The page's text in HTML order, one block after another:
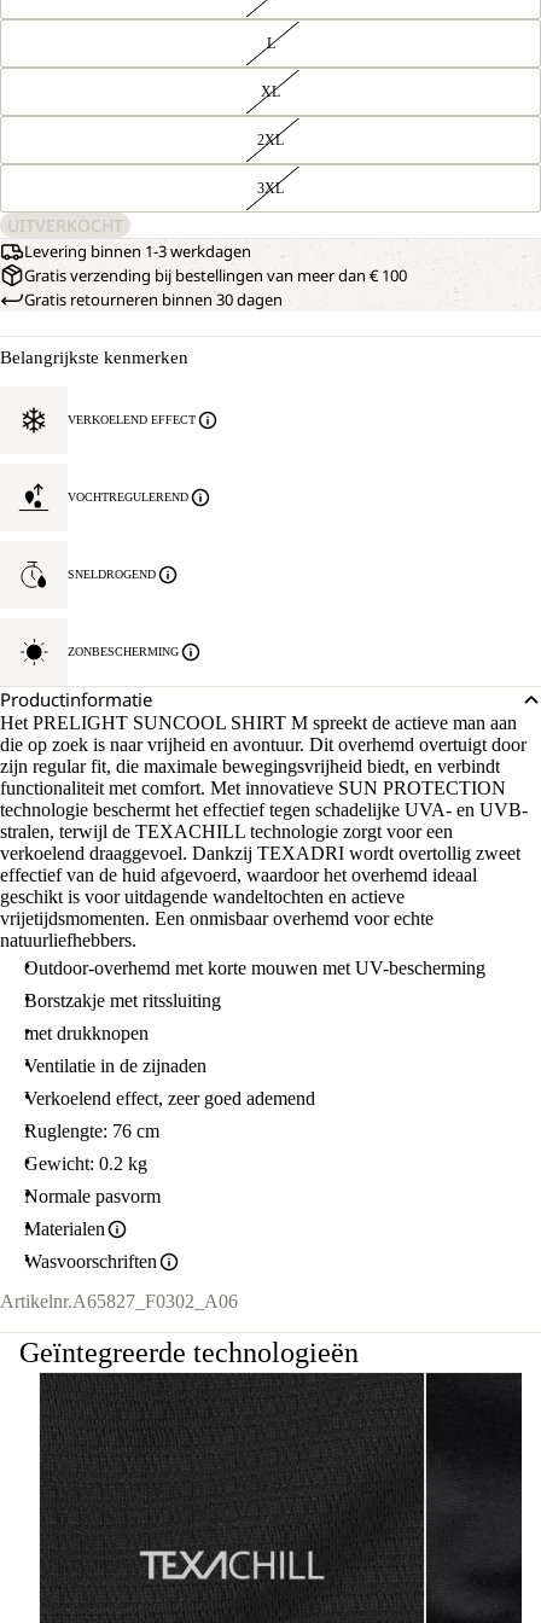
L
XL
2XL
3XL
UITVERKOCHT
Levering binnen 1-3 werkdagen
Gratis verzending bij bestellingen van meer dan € 100
Gratis retourneren binnen 30 dagen
Belangrijkste kenmerken
VERKOELEND EFFECT
VOCHTREGULEREND
SNELDROGEND
ZONBESCHERMING
Productinformatie
Het PRELIGHT SUNCOOL SHIRT M spreekt de actieve man aan
die op zoek is naar vrijheid en avontuur. Dit overhemd overtuigt door
zijn regular fit, die maximale bewegingsvrijheid biedt, en verbindt
functionaliteit met comfort. Met innovatieve SUN PROTECTION
technologie beschermt het effectief tegen schadelijke UVA- en UVB-
stralen, terwijl de TEXACHILL technologie zorgt voor een
verkoelend draaggevoel. Dankzij TEXADRI wordt overtollig zweet
effectief van de huid afgevoerd, waardoor het overhemd ideaal
geschikt is voor uitdagende wandeltochten en actieve
vrijetijdsmomenten. Een onmisbaar overhemd voor echte
natuurliefhebbers.
Outdoor-overhemd met korte mouwen met UV-bescherming
Borstzakje met ritssluiting
met drukknopen
Ventilatie in de zijnaden
Verkoelend effect, zeer goed ademend
Ruglengte: 76 cm
Gewicht: 0.2 kg
Normale pasvorm
Materialen
Wasvoorschriften
Artikelnr.A65827_F0302_A06
Geïntegreerde technologieën